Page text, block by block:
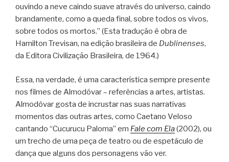
ouvindo a neve caindo suave através do universo, caindo
brandamente, como a queda final, sobre todos os vivos,
sobre todos os mortos.” (Esta tradução é obra de
Hamilton Trevisan, na edição brasileira de Dublinenses,
da Editora Civilização Brasileira, de 1964.)
Essa, na verdade, é uma característica sempre presente
nos filmes de Almodóvar – referências a artes, artistas.
Almodóvar gosta de incrustar nas suas narrativas
momentos das outras artes, como Caetano Veloso
cantando “Cucurucu Paloma” em Fale com Ela(2002), ou
um trecho de uma peça de teatro ou de espetáculo de
dança que alguns dos personagens vão ver.